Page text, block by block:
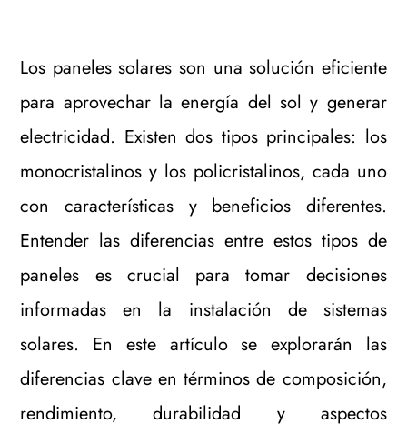
Los paneles solares son una solución eficiente
para aprovechar la energía del sol y generar
electricidad. Existen dos tipos principales: los
monocristalinos y los policristalinos, cada uno
con características y beneficios diferentes.
Entender las diferencias entre estos tipos de
paneles es crucial para tomar decisiones
informadas en la instalación de sistemas
solares. En este artículo se explorarán las
diferencias clave en términos de composición,
rendimiento, durabilidad y aspectos